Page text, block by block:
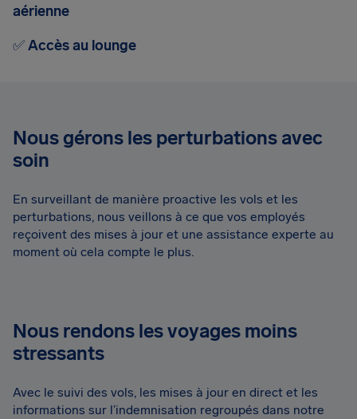
aérienne
✅Accès au lounge
Nous gérons les perturbations avec
soin
En surveillant de manière proactive les vols et les
perturbations, nous veillons à ce que vos employés
reçoivent des mises à jour et une assistance experte au
moment où cela compte le plus.
Nous rendons les voyages moins
stressants
Avec le suivi des vols, les mises à jour en direct et les
informations sur l’indemnisation regroupés dans notre